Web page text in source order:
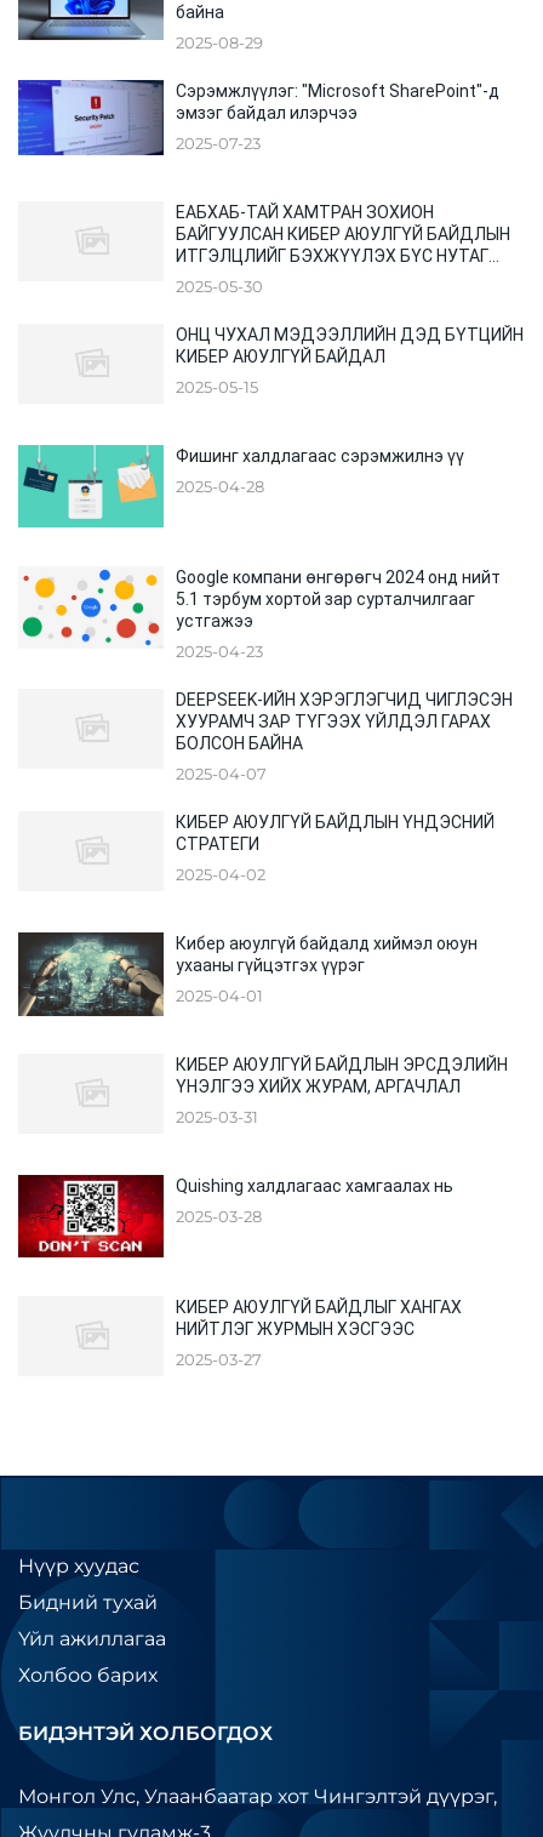
байна
2025-08-29
Сэрэмжлүүлэг: "Microsoft SharePoint"-д
эмзэг байдал илэрчээ
2025-07-23
ЕАБХАБ-ТАЙ ХАМТРАН ЗОХИОН
БАЙГУУЛСАН КИБЕР АЮУЛГҮЙ БАЙДЛЫН
ИТГЭЛЦЛИЙГ БЭХЖҮҮЛЭХ БҮС НУТАГ
ХООРОНДЫН ХУРАЛ
2025-05-30
ОНЦ ЧУХАЛ МЭДЭЭЛЛИЙН ДЭД БҮТЦИЙН
КИБЕР АЮУЛГҮЙ БАЙДАЛ
2025-05-15
Фишинг халдлагаас сэрэмжилнэ үү
2025-04-28
Google компани өнгөрөгч 2024 онд нийт
5.1 тэрбум хортой зар сурталчилгааг
устгажээ
2025-04-23
DEEPSEEK-ИЙН ХЭРЭГЛЭГЧИД ЧИГЛЭСЭН
ХУУРАМЧ ЗАР ТҮГЭЭХ ҮЙЛДЭЛ ГАРАХ
БОЛСОН БАЙНА
2025-04-07
КИБЕР АЮУЛГҮЙ БАЙДЛЫН ҮНДЭСНИЙ
СТРАТЕГИ
2025-04-02
Кибер аюулгүй байдалд хиймэл оюун
ухааны гүйцэтгэх үүрэг
2025-04-01
КИБЕР АЮУЛГҮЙ БАЙДЛЫН ЭРСДЭЛИЙН
ҮНЭЛГЭЭ ХИЙХ ЖУРАМ, АРГАЧЛАЛ
2025-03-31
Quishing халдлагаас хамгаалах нь
2025-03-28
КИБЕР АЮУЛГҮЙ БАЙДЛЫГ ХАНГАХ
НИЙТЛЭГ ЖУРМЫН ХЭСГЭЭС
2025-03-27
Нүүр хуудас
Бидний тухай
Үйл ажиллагаа
Холбоо барих
БИДЭНТЭЙ ХОЛБОГДОХ
Монгол Улс, Улаанбаатар хот Чингэлтэй дүүрэг,